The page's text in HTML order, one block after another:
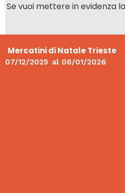
Se vuoi mettere in evidenza
Mercatini di Natale Trieste
07/12/2025 al 06/01/2026